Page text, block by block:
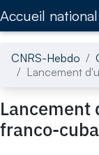
Accueil national
CNRS-Hebdo
Lancement
Lancement
franco-